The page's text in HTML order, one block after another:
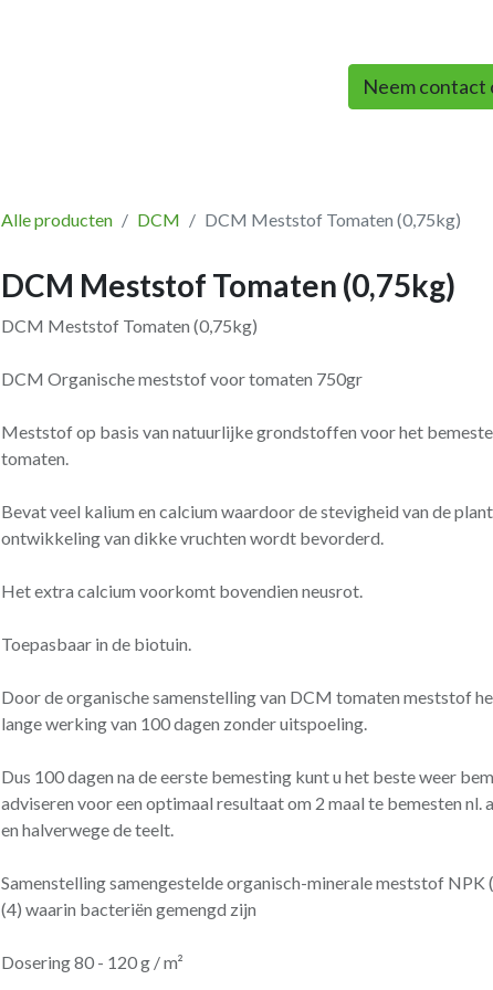
Neem contact
Alle producten DCM DCM Meststof Tomaten (0,75kg)
DCM Meststof Tomaten (0,75kg)
DCM Meststof Tomaten (0,75kg)
DCM Organische meststof voor tomaten 750gr
Meststof op basis van natuurlijke grondstoffen voor het
tomaten.
Bevat veel kalium en calcium waardoor de stevigheid van de
ontwikkeling van dikke vruchten wordt bevorderd.
Het extra calcium voorkomt bovendien neusrot.
Toepasbaar in de biotuin.
Door de organische samenstelling van DCM tomaten meststof
lange werking van 100 dagen zonder uitspoeling.
Dus 100 dagen na de eerste bemesting kunt u het beste weer
adviseren voor een optimaal resultaat om 2 maal te bemesten nl.
en halverwege de teelt.
Samenstelling samengestelde organisch-minerale meststof NPK
(4) waarin bacteriën gemengd zijn
Dosering 80 - 120 g / m²